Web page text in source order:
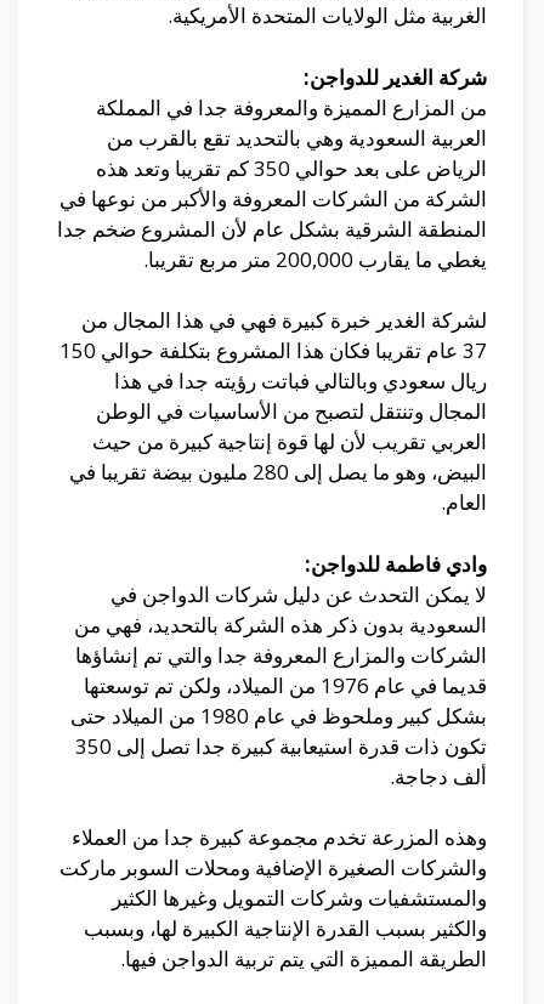
الغربية مثل الولايات المتحدة الأمريكية.
شركة الغدير للدواجن:
من المزارع المميزة والمعروفة جدا في المملكة
العربية السعودية وهي بالتحديد تقع بالقرب من
الرياض على بعد حوالي 350 كم تقريبا وتعد هذه
الشركة من الشركات المعروفة والأكبر من نوعها في
المنطقة الشرقية بشكل عام لأن المشروع ضخم جدا
يغطي ما يقارب 200,000 متر مربع تقريبا.
لشركة الغدير خبرة كبيرة فهي في هذا المجال من
37 عام تقريبا فكان هذا المشروع بتكلفة حوالي 150
ريال سعودي وبالتالي فباتت رؤيته جدا في هذا
المجال وتنتقل لتصبح من الأساسيات في الوطن
العربي تقريب لأن لها قوة إنتاجية كبيرة من حيث
البيض، وهو ما يصل إلى 280 مليون بيضة تقريبا في
العام.
وادي فاطمة للدواجن:
لا يمكن التحدث عن دليل شركات الدواجن في
السعودية بدون ذكر هذه الشركة بالتحديد، فهي من
الشركات والمزارع المعروفة جدا والتي تم إنشاؤها
قديما في عام 1976 من الميلاد، ولكن تم توسعتها
بشكل كبير وملحوظ في عام 1980 من الميلاد حتى
تكون ذات قدرة استيعابية كبيرة جدا تصل إلى 350
ألف دجاجة.
وهذه المزرعة تخدم مجموعة كبيرة جدا من العملاء
والشركات الصغيرة الإضافية ومحلات السوبر ماركت
والمستشفيات وشركات التمويل وغيرها الكثير
والكثير بسبب القدرة الإنتاجية الكبيرة لها، وبسبب
الطريقة المميزة التي يتم تربية الدواجن فيها.